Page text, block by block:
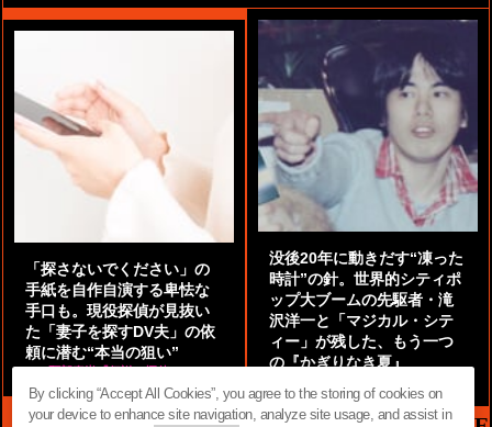
「探さないでください」の
手紙を自作自演する卑怯な
手口も。現役探偵が見抜い
た「妻子を探すDV夫」の依
頼に潜む“本当の狙い”
by 阿部泰尚『伝説の探偵』
没後20年に動きだす“凍った
時計”の針。世界的シティポ
ップ大ブームの先駆者・滝
沢洋一と「マジカル・シテ
ィー」が残した、もう一つ
の『かぎりなき夏』
By clicking “Accept All Cookies”, you agree to the storing of cookies on
your device to enhance site navigation, analyze site usage, and assist in